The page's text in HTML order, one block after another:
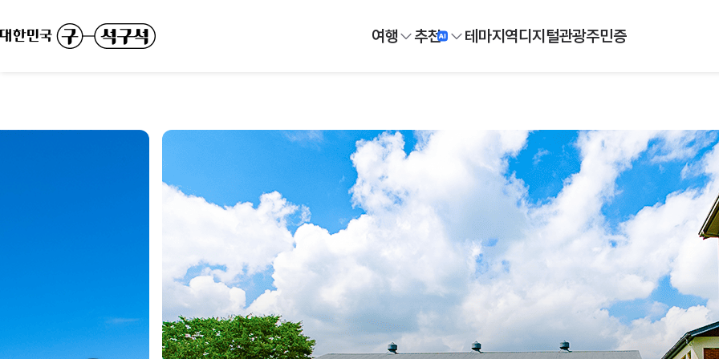
여행 추천 테마지역디지털관광주민증